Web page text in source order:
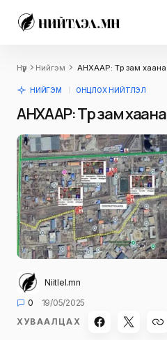
Нүүр Нийгэм АНХААР: Түр зам хаана
НИЙГЭМ ОНЦЛОХ НИЙТЛЭЛ
АНХААР: Түр зам хаана
Niitlel.mn
0
19/05/2025
ХУВААЛЦАХ